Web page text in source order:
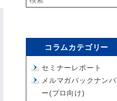
コラムカテゴリー
セミナーレポート
メルマガバックナンバ
ー(プロ向け)